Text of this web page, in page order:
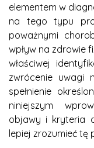
elementem w
na tego typu
poważnymi
wpływ na zdrowie
właściwej
zwrócenie uwagi
spełnienie
niniejszym
objawy i kryteria
lepiej zrozumieć tę